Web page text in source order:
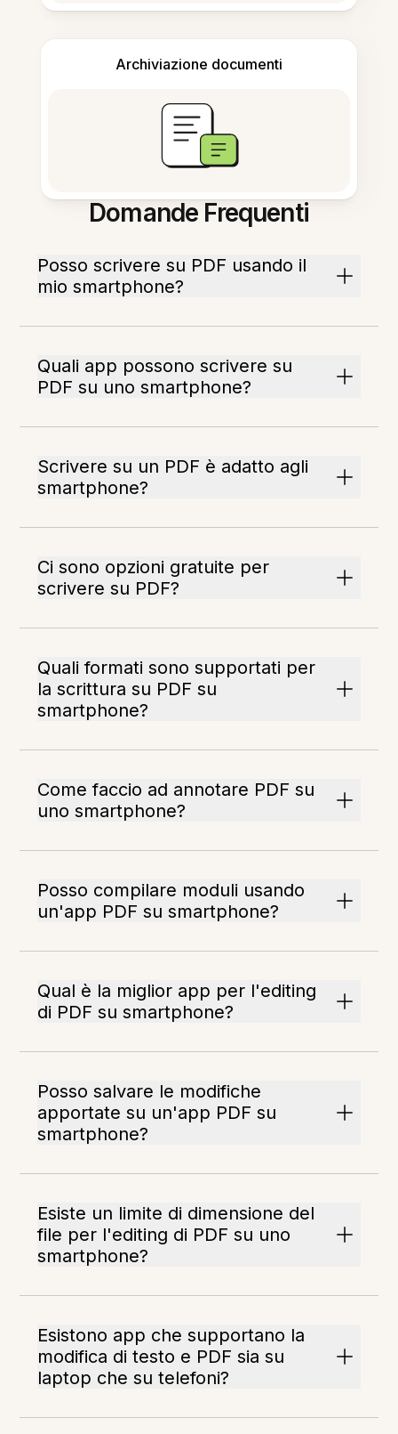
Archiviazione documenti
Domande Frequenti
Posso scrivere su PDF usando il
mio smartphone?
Quali app possono scrivere su
PDF su uno smartphone?
Scrivere su un PDF è adatto agli
smartphone?
Ci sono opzioni gratuite per
scrivere su PDF?
Quali formati sono supportati per
la scrittura su PDF su
smartphone?
Come faccio ad annotare PDF su
uno smartphone?
Posso compilare moduli usando
un'app PDF su smartphone?
Qual è la miglior app per l'editing
di PDF su smartphone?
Posso salvare le modifiche
apportate su un'app PDF su
smartphone?
Esiste un limite di dimensione del
file per l'editing di PDF su uno
smartphone?
Esistono app che supportano la
modifica di testo e PDF sia su
laptop che su telefoni?